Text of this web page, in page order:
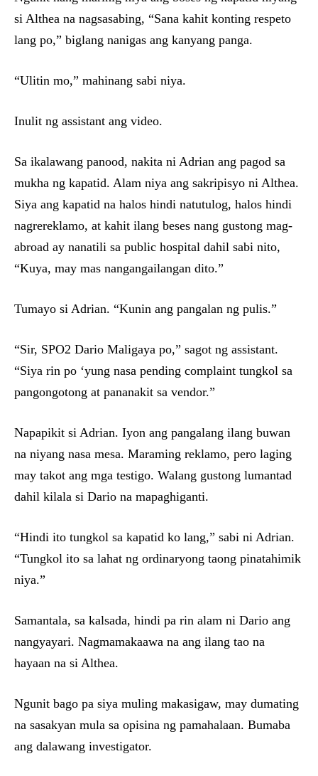
si Althea na nagsasabing, “Sana kahit konting respeto
lang po,” biglang nanigas ang kanyang panga.
“Ulitin mo,” mahinang sabi niya.
Inulit ng assistant ang video.
Sa ikalawang panood, nakita ni Adrian ang pagod sa
mukha ng kapatid. Alam niya ang sakripisyo ni Althea.
Siya ang kapatid na halos hindi natutulog, halos hindi
nagrereklamo, at kahit ilang beses nang gustong mag-
abroad ay nanatili sa public hospital dahil sabi nito,
“Kuya, may mas nangangailangan dito.”
Tumayo si Adrian. “Kunin ang pangalan ng pulis.”
“Sir, SPO2 Dario Maligaya po,” sagot ng assistant.
“Siya rin po ‘yung nasa pending complaint tungkol sa
pangongotong at pananakit sa vendor.”
Napapikit si Adrian. Iyon ang pangalang ilang buwan
na niyang nasa mesa. Maraming reklamo, pero laging
may takot ang mga testigo. Walang gustong lumantad
dahil kilala si Dario na mapaghiganti.
“Hindi ito tungkol sa kapatid ko lang,” sabi ni Adrian.
“Tungkol ito sa lahat ng ordinaryong taong pinatahimik
niya.”
Samantala, sa kalsada, hindi pa rin alam ni Dario ang
nangyayari. Nagmamakaawa na ang ilang tao na
hayaan na si Althea.
Ngunit bago pa siya muling makasigaw, may dumating
na sasakyan mula sa opisina ng pamahalaan. Bumaba
ang dalawang investigator.